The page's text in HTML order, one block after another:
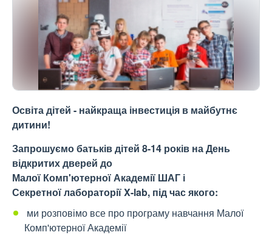
Освіта дітей - найкраща інвестиція в майбутнє
дитини!
Запрошуємо батьків дітей 8-14 років на День
відкритих дверей до
Малої Комп'ютерної Академії ШАГ і
Секретної лабораторії X-lab, під час якого:
ми розповімо все про програму навчання Малої
Комп'ютерної Академії